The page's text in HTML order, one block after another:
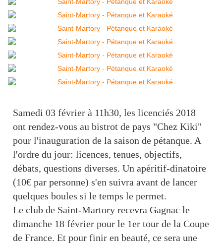
Samedi 03 février à 11h30, les licenciés 2018
ont rendez-vous au bistrot de pays "Chez Kiki"
pour l'inauguration de la saison de pétanque. A
l'ordre du jour: licences, tenues, objectifs,
débats, questions diverses. Un apéritif-dinatoire
(10€ par personne) s'en suivra avant de lancer
quelques boules si le temps le permet.
Le club de Saint-Martory recevra Gagnac le
dimanche 18 février pour le 1er tour de la Coupe
de France. Et pour finir en beauté, ce sera une